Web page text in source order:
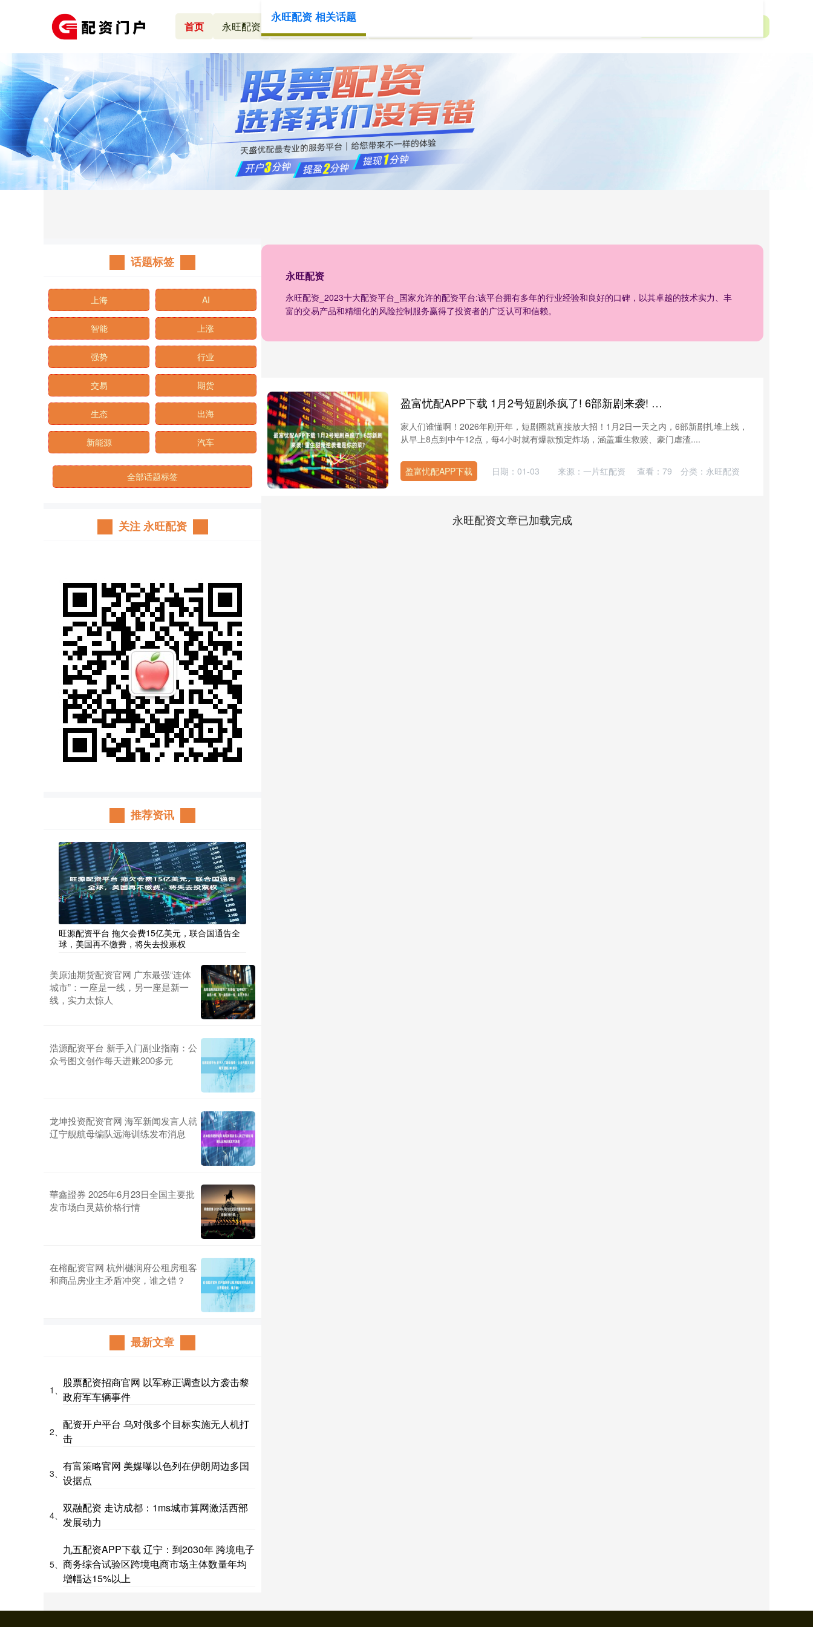
首页 永旺配资 2023十大配资平台
永旺配资
永旺配资_2023十大配资平台_国家允许的配资平台:该平台拥有多年的行业经验和良好的口碑，以其卓越的技术实力、丰
富的交易产品和精细化的风险控制服务赢得了投资者的广泛认可和信赖。
永旺配资 相关话题
盈富忧配APP下载 1月2号短剧杀疯了! 6部新剧来袭! 重生甜宠逆袭谁是你的菜?
家人们谁懂啊！2026年刚开年，短剧圈就直接放大招！1月2日一天之内，6部新剧扎堆上线，
从早上8点到中午12点，每4小时就有爆款预定炸场，涵盖重生救赎、豪门虐渣....
盈富忧配APP下载 日期：01-03 来源：一片红配资 查看： 79 分类： 永旺配资
永旺配资文章已加载完成
话题标签
上海 AI
智能 上涨
强势 行业
交易 期货
生态 出海
新能源 汽车
全部话题标签
关注 永旺配资
推荐资讯
旺源配资平台 拖欠会费15亿美元，联合国通告全
球，美国再不缴费，将失去投票权
美原油期货配资官网 广东最强“连体
城市”：一座是一线，另一座是新一
线，实力太惊人
浩源配资平台 新手入门副业指南：公
众号图文创作每天进账200多元
龙坤投资配资官网 海军新闻发言人就
辽宁舰航母编队远海训练发布消息
華鑫證券 2025年6月23日全国主要批
发市场白灵菇价格行情
在榕配资官网 杭州樾润府公租房租客
和商品房业主矛盾冲突，谁之错？
最新文章
1、
股票配资招商官网 以军称正调查以方袭击黎
政府军车辆事件
2、
配资开户平台 乌对俄多个目标实施无人机打
击
3、
有富策略官网 美媒曝以色列在伊朗周边多国
设据点
4、
双融配资 走访成都：1ms城市算网激活西部
发展动力
5、
九五配资APP下载 辽宁：到2030年 跨境电子
商务综合试验区跨境电商市场主体数量年均
增幅达15%以上